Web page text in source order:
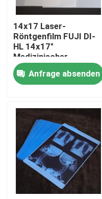
Startseite
Produkte
Über uns
Fabrik Tour
Qualitätskontrolle
14x17 Laser-
Röntgenfilm FUJI DI-
HL 14x17"
Medizinischer
Laserfilm Fuji
Trockenfilm
Anfrage absenden